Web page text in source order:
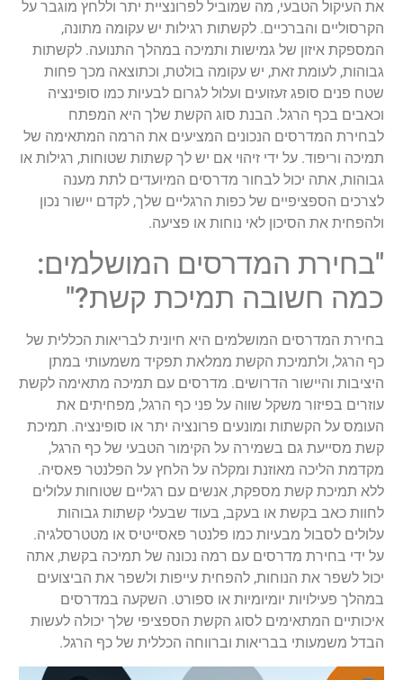
את העיקול הטבעי, מה שמוביל לפרונציית יתר וללחץ מוגבר על
הקרסוליים והברכיים. לקשתות רגילות יש עקומה מתונה,
המספקת איזון של גמישות ותמיכה במהלך התנועה. לקשתות
גבוהות, לעומת זאת, יש עקומה בולטת, וכתוצאה מכך פחות
שטח פנים סופג זעזועים ועלול לגרום לבעיות כמו סופינציה
וכאבים בכף הרגל. הבנת סוג הקשת שלך היא המפתח
לבחירת המדרסים הנכונים המציעים את הרמה המתאימה של
תמיכה וריפוד. על ידי זיהוי אם יש לך קשתות שטוחות, רגילות או
גבוהות, אתה יכול לבחור מדרסים המיועדים לתת מענה
לצרכים הספציפיים של כפות הרגליים שלך, לקדם יישור נכון
ולהפחית את הסיכון לאי נוחות או פציעה.
"בחירת המדרסים המושלמים:
כמה חשובה תמיכת קשת?"
בחירת המדרסים המושלמים היא חיונית לבריאות הכללית של
כף הרגל, ולתמיכת הקשת ממלאת תפקיד משמעותי במתן
היציבות והיישור הדרושים. מדרסים עם תמיכה מתאימה לקשת
עוזרים בפיזור משקל שווה על פני כף הרגל, מפחיתים את
העומס על הקשתות ומונעים פרונציה יתר או סופינציה. תמיכת
קשת מסייעת גם בשמירה על הקימור הטבעי של כף הרגל,
מקדמת הליכה מאוזנת ומקלה על הלחץ על הפלנטר פאסיה.
ללא תמיכת קשת מספקת, אנשים עם רגליים שטוחות עלולים
לחוות כאב בקשת או בעקב, בעוד שבעלי קשתות גבוהות
עלולים לסבול מבעיות כמו פלנטר פאסייטיס או מטטרסלגיה.
על ידי בחירת מדרסים עם רמה נכונה של תמיכה בקשת, אתה
יכול לשפר את הנוחות, להפחית עייפות ולשפר את הביצועים
במהלך פעילויות יומיומיות או ספורט. השקעה במדרסים
איכותיים המתאימים לסוג הקשת הספציפי שלך יכולה לעשות
הבדל משמעותי בבריאות וברווחה הכללית של כף הרגל.